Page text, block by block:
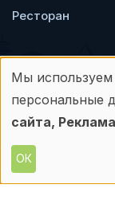
Ресторан
соглашение
Любое
данных
и
Мы
персональные
сайта,
ОК